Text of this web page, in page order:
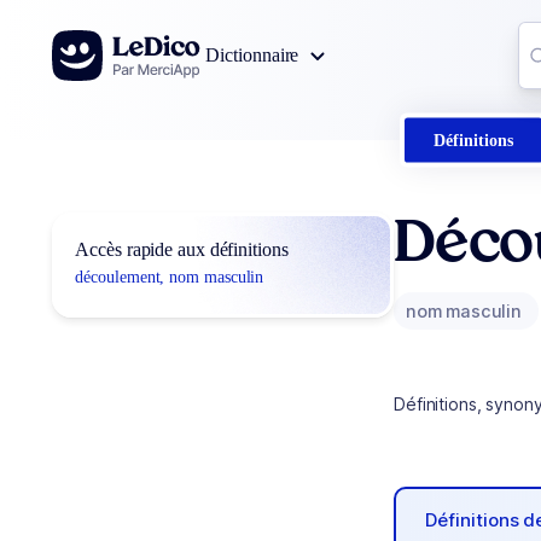
Aller au contenu
Dictionnaire
Définitions
Accès rapide aux définitions
découlement, nom masculin
nom masculin
Définitions,
Définitions